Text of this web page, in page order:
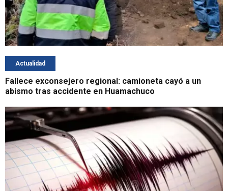
Actualidad
Fallece exconsejero regional: camioneta cayó a un
abismo tras accidente en Huamachuco